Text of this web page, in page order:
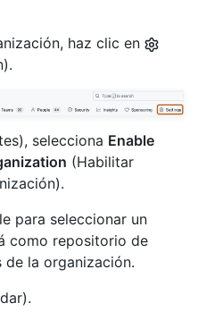
haz clic en
selecciona Enable
(Habilitar
para seleccionar un
como repositorio de
la organización.